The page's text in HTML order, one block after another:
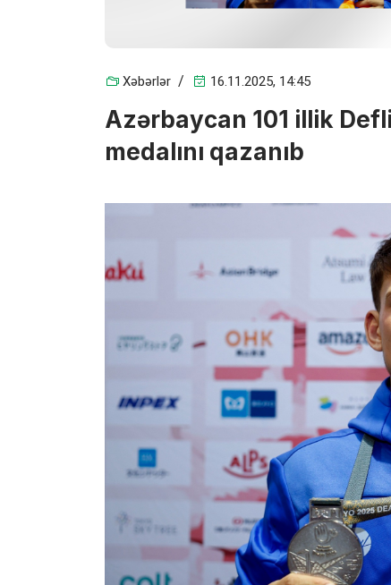
Xəbərlər 16.11.2025, 14:45
Azərbaycan 101 illik
medalını qazanıb